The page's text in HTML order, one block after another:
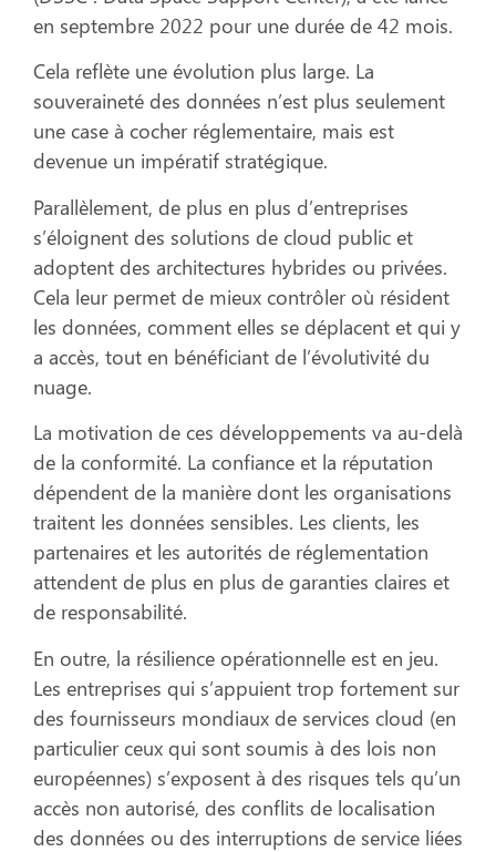
en septembre 2022 pour une durée de 42 mois.
Cela reflète une évolution plus large. La
souveraineté des données n’est plus seulement
une case à cocher réglementaire, mais est
devenue un impératif stratégique.
Parallèlement, de plus en plus d’entreprises
s’éloignent des solutions de cloud public et
adoptent des architectures hybrides ou privées.
Cela leur permet de mieux contrôler où résident
les données, comment elles se déplacent et qui y
a accès, tout en bénéficiant de l’évolutivité du
nuage.
La motivation de ces développements va au-delà
de la conformité. La confiance et la réputation
dépendent de la manière dont les organisations
traitent les données sensibles. Les clients, les
partenaires et les autorités de réglementation
attendent de plus en plus de garanties claires et
de responsabilité.
En outre, la résilience opérationnelle est en jeu.
Les entreprises qui s’appuient trop fortement sur
des fournisseurs mondiaux de services cloud (en
particulier ceux qui sont soumis à des lois non
européennes) s’exposent à des risques tels qu’un
accès non autorisé, des conflits de localisation
des données ou des interruptions de service liées